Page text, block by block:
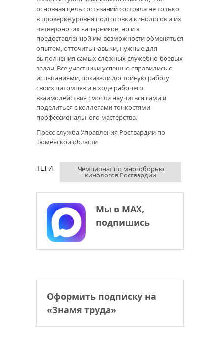
основная цель состязаний состояла не только
в проверке уровня подготовки кинологов и их
четвероногих напарников, но и в
предоставленной им возможности обменяться
опытом, отточить навыки, нужные для
выполнения самых сложных служебно-боевых
задач. Все участники успешно справились с
испытаниями, показали достойную работу
своих питомцев и в ходе рабочего
взаимодействия смогли научиться сами и
поделиться с коллегами тонкостями
профессионального мастерства.
Пресс-служба Управления Росгвардии по
Тюменской области
ТЕГИ Чемпионат по многоборью
кинологов Росгвардии
Мы в МАХ,
подпишись
Оформить подписку на
«Знамя труда»